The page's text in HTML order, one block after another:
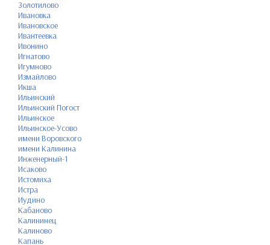
Золотилово
Ивановка
Ивановское
Ивантеевка
Ивонино
Игнатово
Игумново
Измайлово
Икша
Ильинский
Ильинский Погост
Ильинское
Ильинское-Усово
имени Воровского
имени Калинина
Инженерный-1
Исаково
Истомиха
Истра
Иудино
Кабаново
Калининец
Калиново
Капань